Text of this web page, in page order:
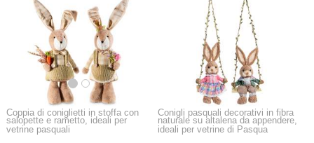
Coppia di coniglietti in stoffa con
salopette e rametto, ideali per
vetrine pasquali
Conigli pasquali decorativi in fibra
naturale su altalena da appendere,
ideali per vetrine di Pasqua